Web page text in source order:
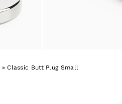
»Classic Butt Plug Small